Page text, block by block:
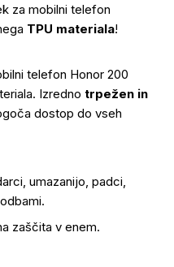
za mobilni telefon
TPU materiala!
telefon Honor 200
Izredno trpežen in
dostop do vseh
umazanijo, padci,
zaščita v enem.